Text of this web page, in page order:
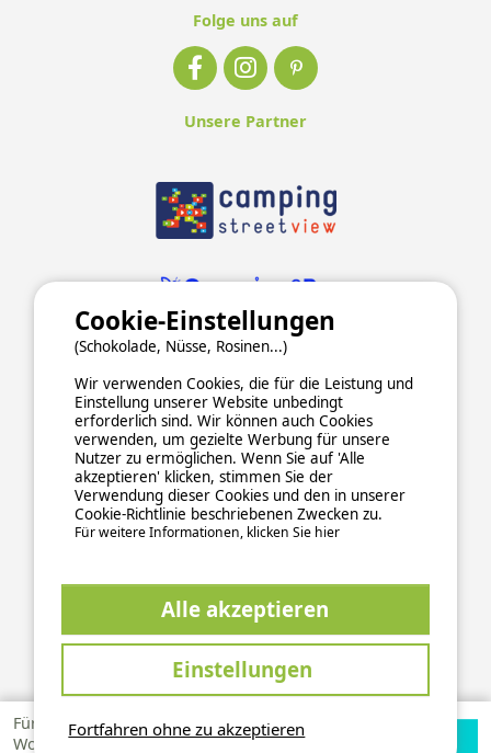
Für 1
Woche
Verfügbarkeiten
Folge uns auf
Unsere Partner
ALLGEMEINE NUTZUNGSBEDINGUNGEN
DATENSCHUTZERKLÄRUNGCOOKIESIMPRESSUM
Sichere und zuverlässige Zahlungsabwicklung
This site is protected by reCAPTCHA and the GooglePrivacy Policy
Fortfahren ohne zu akzeptieren
Cookie-Einstellungen
(Schokolade, Nüsse, Rosinen...)
Wir verwenden Cookies, die für die Leistung und
Einstellung unserer Website unbedingt
erforderlich sind. Wir können auch Cookies
verwenden, um gezielte Werbung für unsere
Nutzer zu ermöglichen. Wenn Sie auf 'Alle
akzeptieren' klicken, stimmen Sie der
Verwendung dieser Cookies und den in unserer
Cookie-Richtlinie beschriebenen Zwecken zu.
Für weitere Informationen, klicken Sie hier
Alle akzeptieren
Einstellungen